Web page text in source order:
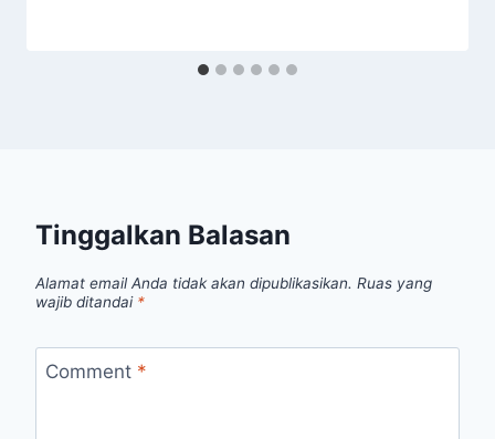
Tinggalkan Balasan
Alamat email Anda tidak akan dipublikasikan. Ruas yang
wajib ditandai *
Comment *